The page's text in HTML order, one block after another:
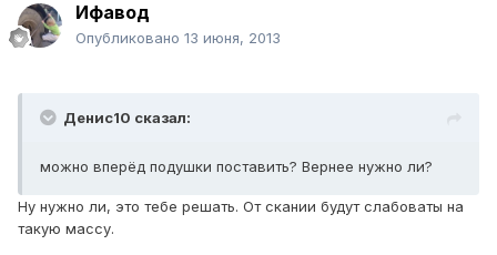
Ифавод
Опубликовано 13 июня, 2013
Денис10 сказал:
можно вперёд подушки поставить? Вернее нужно ли?
Ну нужно ли, это тебе решать. От скании будут слабоваты на
такую массу.